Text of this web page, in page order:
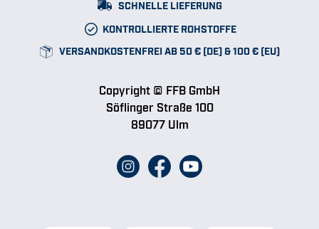
SCHNELLE LIEFERUNG
KONTROLLIERTE ROHSTOFFE
VERSANDKOSTENFREI AB 50 € (DE) & 100 € (EU)
Copyright © FFB GmbH
Söflinger Straße 100
89077 Ulm